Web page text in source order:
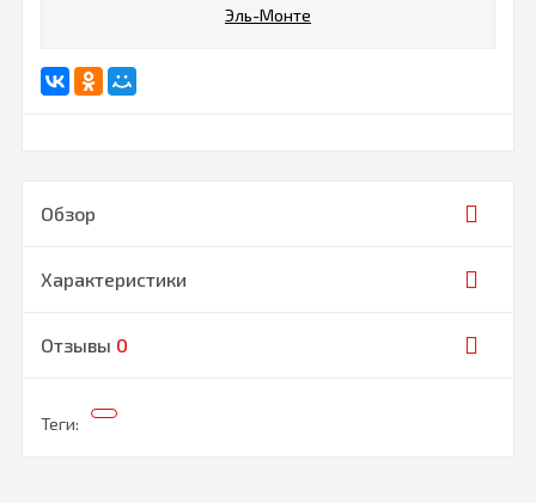
Эль-Монте
Обзор
Характеристики
Отзывы 0
Теги: